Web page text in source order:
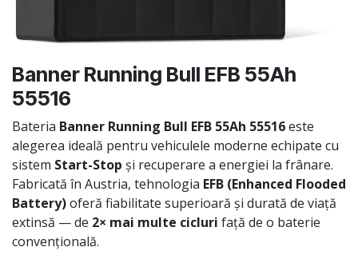
Banner Running Bull EFB 55Ah
55516
Bateria Banner Running Bull EFB 55Ah 55516este
alegerea ideală pentru vehiculele moderne echipate cu
sistem Start-Stop și recuperare a energiei la frânare.
Fabricată în Austria, tehnologia EFB (Enhanced Flooded
Battery)oferă fiabilitate superioară și durată de viață
extinsă — de 2× mai multe cicluri față de o baterie
convențională.